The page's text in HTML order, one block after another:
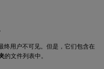
终用户不可见。但是，它们包含在
的文件列表中。